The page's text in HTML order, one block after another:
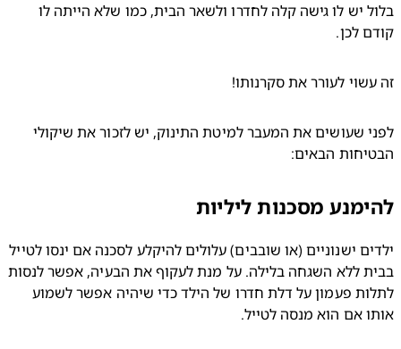
בלול יש לו גישה קלה לחדרו ולשאר הבית, כמו שלא הייתה לו
לכן.
לעורר את סקרנותו!
לפני שעושים את המעבר למיטת התינוק, יש לזכור את שיקולי
הבאים:
מסכנות ליליות
ילדים ישנוניים (או שובבים) עלולים להיקלע לסכנה אם ינסו לטייל
בבית ללא השגחה בלילה. על מנת לעקוף את הבעיה, אפשר לנסות
לתלות פעמון על דלת חדרו של הילד כדי שיהיה אפשר לשמוע
אם הוא מנסה לטייל.